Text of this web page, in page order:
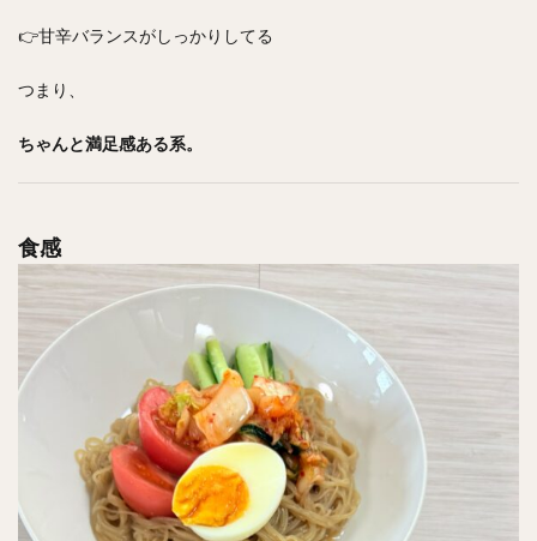
👉甘辛バランスがしっかりしてる
つまり、
ちゃんと満足感ある系。
食感